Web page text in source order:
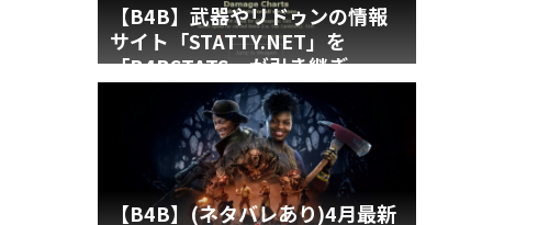
【B4B】武器やリドゥンの情報
サイト「STATTY.NET」を
「B4BSTATS」が引き継ぎ
【B4B】(ネタバレあり)4月最新